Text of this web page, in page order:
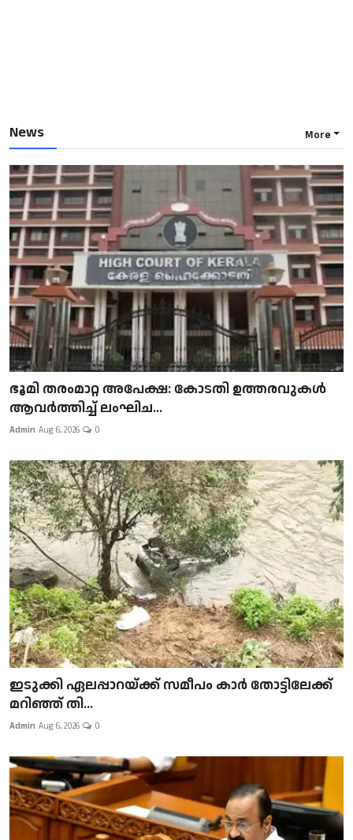
News More
ഭൂമി തരംമാറ്റ അപേക്ഷ: കോടതി ഉത്തരവുകൾ
ആവർത്തിച്ച് ലംഘിച...
Admin Aug 6, 2026 0
ഇടുക്കി ഏലപ്പാറയ്ക്ക് സമീപം കാർ തോട്ടിലേക്ക്
മറിഞ്ഞ് തി...
Admin Aug 6, 2026 0